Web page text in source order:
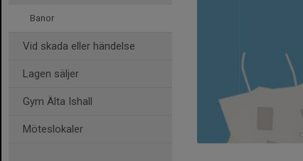
Banor
Vid skada eller händelse
Lagen säljer
Gym Älta Ishall
Möteslokaler